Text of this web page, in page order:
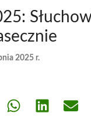
2025 r.
Share Share Share